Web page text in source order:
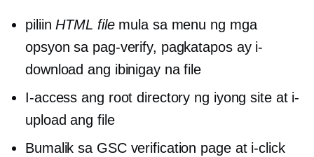
piliinHTML filemula sa menu ng mga
opsyon sa pag-verify, pagkatapos ay i-
download ang ibinigay na file
I-access ang root directory ng iyong site at i-
upload ang file
Bumalik sa GSC verification page at i-click